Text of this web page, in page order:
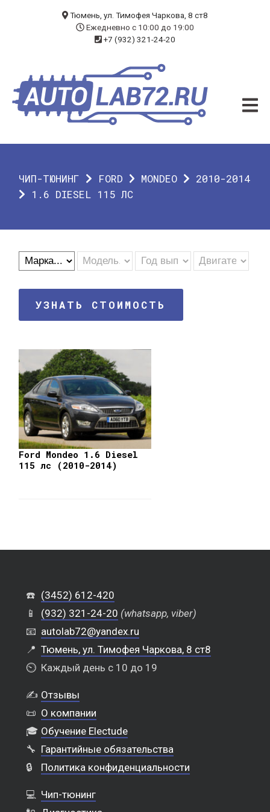
ЧИП-ТЮНИНГ
ДИАГНОСТИКА
О КОМПАНИИ
ГАРАНТИЯ
Тюмень, ул. Тимофея Чаркова, 8 ст8
Ежедневно с 10:00 до 19:00
+7 (932) 321-24-20
ЧИП-ТЮНИНГ FORD MONDEO
2010-2014
1.6 DIESEL 115 ЛС
УЗНАТЬ СТОИМОСТЬ
Ford Mondeo 1.6 Diesel
115 лс (2010-2014)
☎️ (3452) 612-420
📱
(932) 321-24-20 (whatsapp, viber)
📧 autolab72@yandex.ru
📍 Тюмень, ул. Тимофея Чаркова, 8 ст8
⏲️ Каждый день с 10 до 19
✍️ Отзывы
📜 О компании
🎓 Обучение Electude
🔧 Гарантийные обязательства
🔒
Политика конфиденциальности
💻 Чип-тюнинг